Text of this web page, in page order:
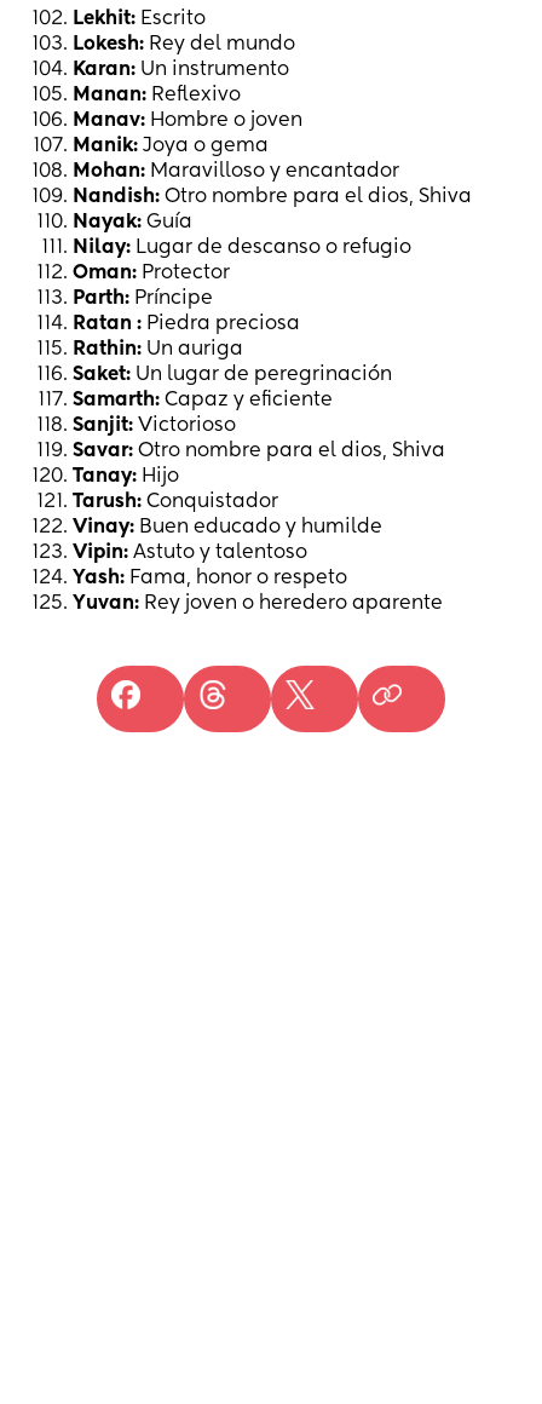
Lekhit: Escrito
Lokesh: Rey del mundo
Karan: Un instrumento
Manan: Reflexivo
Manav: Hombre o joven
Manik: Joya o gema
Mohan: Maravilloso y encantador
Nandish: Otro nombre para el dios, Shiva
Nayak: Guía
Nilay: Lugar de descanso o refugio
Oman: Protector
Parth: Príncipe
Ratan : Piedra preciosa
Rathin: Un auriga
Saket: Un lugar de peregrinación
Samarth: Capaz y eficiente
Sanjit: Victorioso
Savar: Otro nombre para el dios, Shiva
Tanay: Hijo
Tarush: Conquistador
Vinay: Buen educado y humilde
Vipin: Astuto y talentoso
Yash: Fama, honor o respeto
Yuvan: Rey joven o heredero aparente